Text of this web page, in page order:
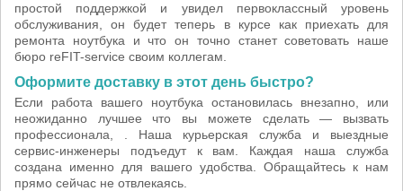
простой поддержкой и увидел первоклассный уровень
обслуживания, он будет теперь в курсе как приехать для
ремонта ноутбука и что он точно станет советовать наше
бюро reFIT-service своим коллегам.
Оформите доставку в этот день быстро?
Если работа вашего ноутбука остановилась внезапно, или
неожиданно лучшее что вы можете сделать — вызвать
профессионала, . Наша курьерская служба и выездные
сервис-инженеры подъедут к вам. Каждая наша служба
создана именно для вашего удобства. Обращайтесь к нам
прямо сейчас не отвлекаясь.